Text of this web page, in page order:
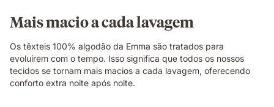
Mais macio a cada lavagem
Os têxteis 100% algodão da Emma são tratados para
evoluírem com o tempo. Isso significa que todos os nossos
tecidos se tornam mais macios a cada lavagem, oferecendo
conforto extra noite após noite.